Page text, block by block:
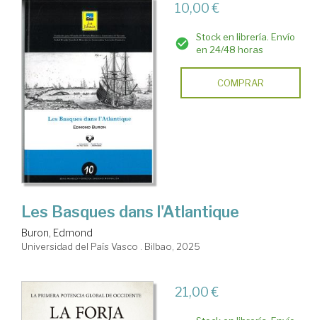
10,00 €
Stock en librería. Envío
en 24/48 horas
COMPRAR
Les Basques dans l'Atlantique
Buron, Edmond
Universidad del País Vasco . Bilbao, 2025
21,00 €